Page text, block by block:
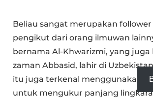
Beliau sangat merupakan
pengikut dari orang ilmuwan
bernama Al-Khwarizmi, yang juga
zaman Abbasid, lahir di
itu juga terkenal menggunakan
untuk mengukur panjang